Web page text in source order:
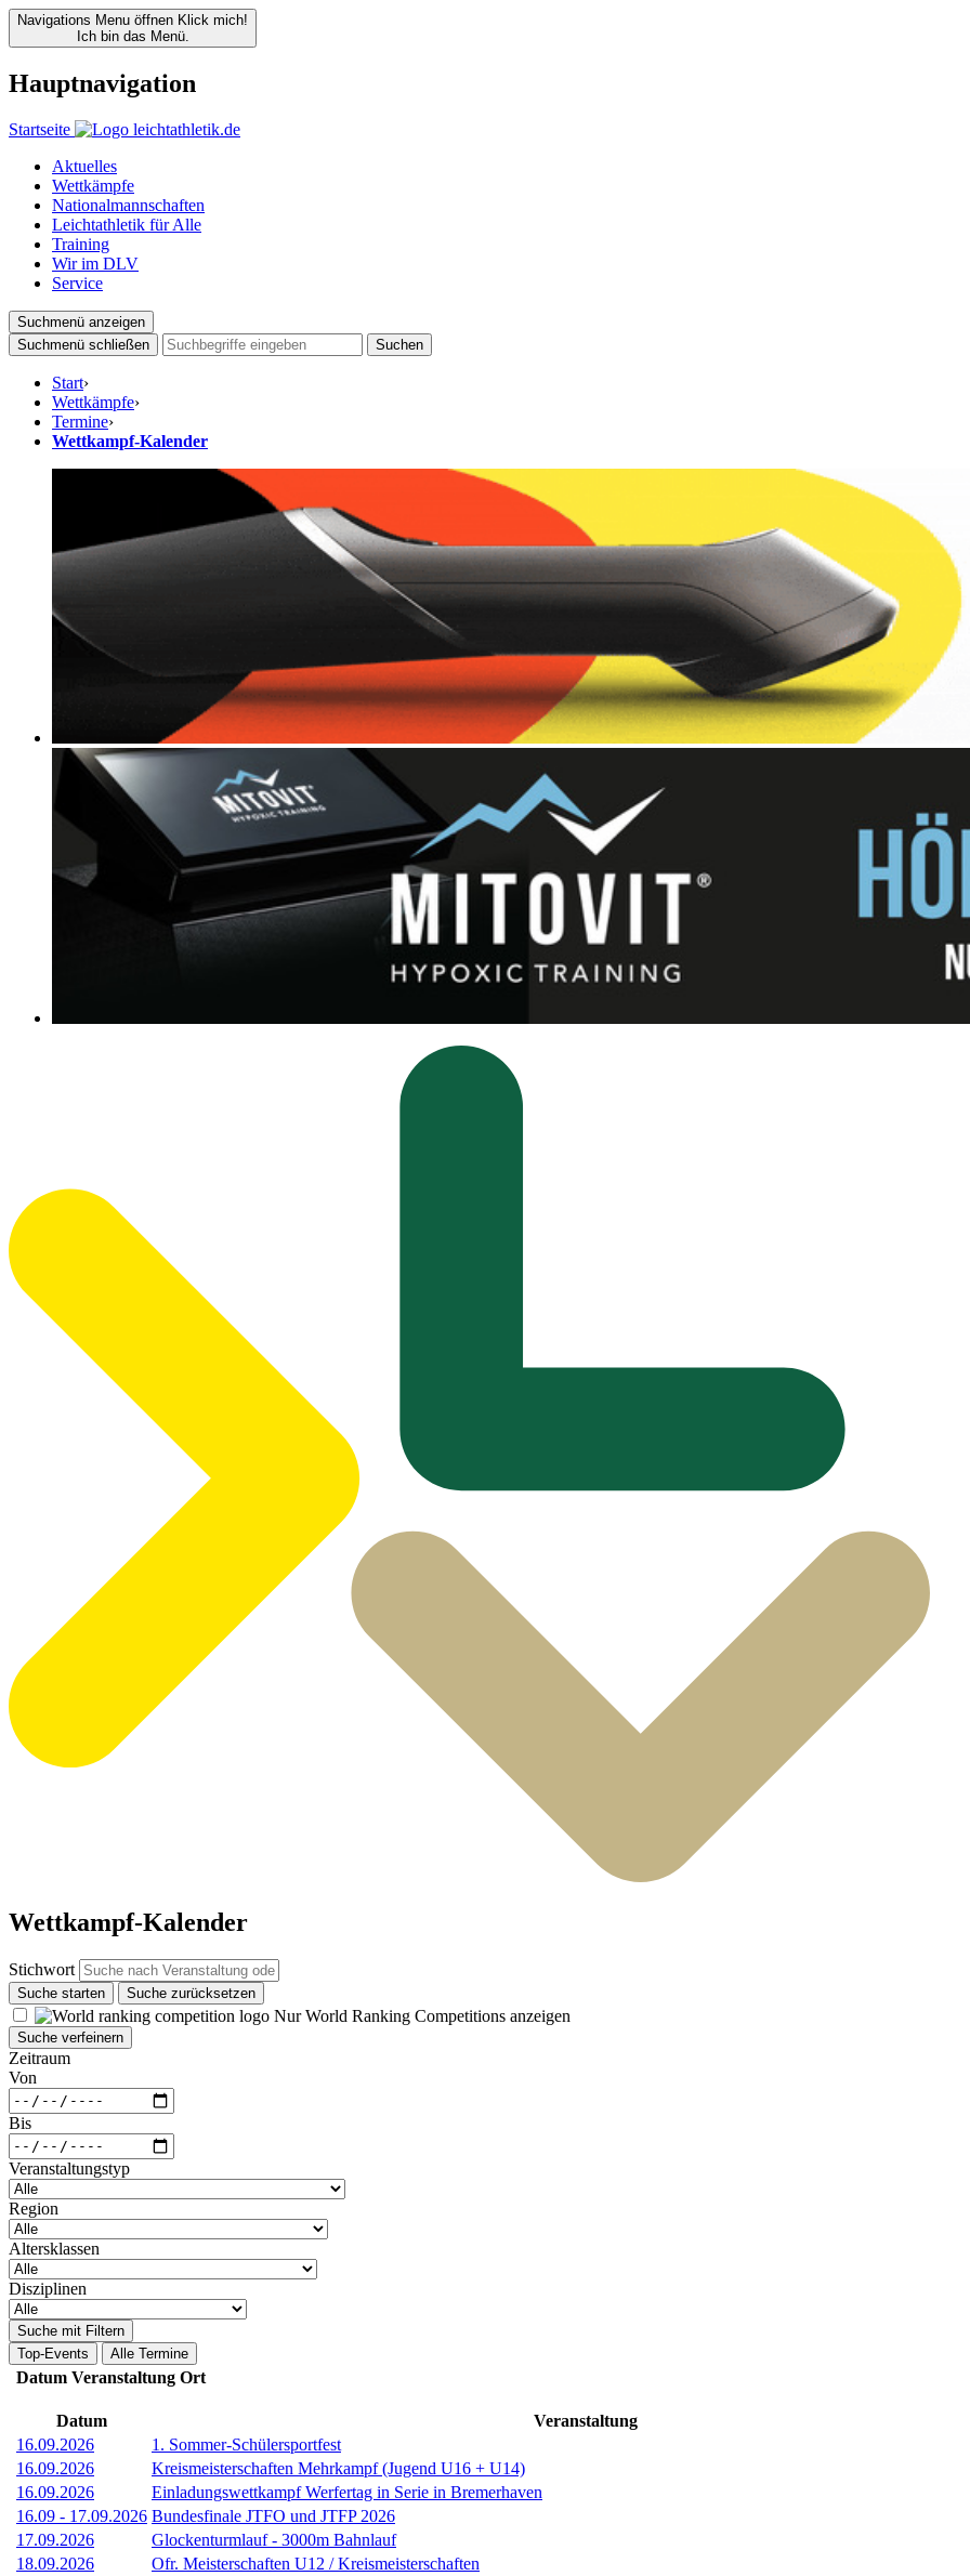
Navigations Menu öffnen Klick mich!
Ich bin das Menü.
Hauptnavigation
Startseite
Aktuelles
Wettkämpfe
Nationalmannschaften
Leichtathletik für Alle
Training
Wir im DLV
Service
Suchmenü anzeigen
Suchmenü schließen
Suchen
Start›
Wettkämpfe›
Termine›
Wettkampf-Kalender
Wettkampf-Kalender
Stichwort
Suche starten Suche zurücksetzen
Nur World Ranking Competitions anzeigen
Suche verfeinern
Zeitraum
Von
Bis
Veranstaltungstyp
Region
Altersklassen
Disziplinen
Suche mit Filtern
Top-Events
Alle Termine
Datum Veranstaltung Ort
Datum
Veranstaltung
16.09.2026
1. Sommer-Schülersportfest
16.09.2026
Kreismeisterschaften Mehrkampf (Jugend U16 + U14)
16.09.2026
Einladungswettkampf Werfertag in Serie in Bremerhaven
16.09 - 17.09.2026 Bundesfinale JTFO und JTFP 2026
17.09.2026
Glockenturmlauf - 3000m Bahnlauf
18.09.2026
Ofr. Meisterschaften U12 / Kreismeisterschaften